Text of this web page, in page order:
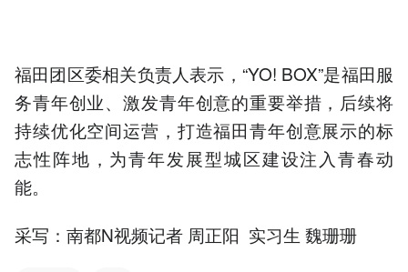
福田团区委相关负责人表示，“YO! BOX”是福田服
务青年创业、激发青年创意的重要举措，后续将
持续优化空间运营，打造福田青年创意展示的标
志性阵地，为青年发展型城区建设注入青春动
能。
采写：南都N视频记者 周正阳 实习生 魏珊珊